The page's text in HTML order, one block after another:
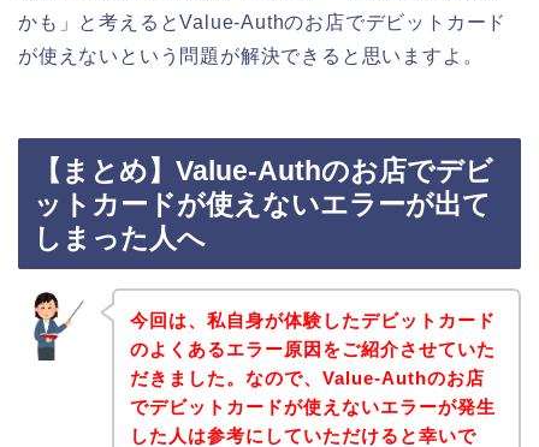
かも」と考えるとValue-Authのお店でデビットカード
が使えないという問題が解決できると思いますよ。
【まとめ】Value-Authのお店でデビ
ットカードが使えないエラーが出て
しまった人へ
今回は、私自身が体験したデビットカード
のよくあるエラー原因をご紹介させていた
だきました。なので、Value-Authのお店
でデビットカードが使えないエラーが発生
した人は参考にしていただけると幸いで